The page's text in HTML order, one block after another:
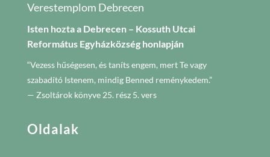
Verestemplom Debrecen
Isten hozta a Debrecen – Kossuth Utcai
Református Egyházközség honlapján
“Vezess hűségesen, és taníts engem, mert Te vagy
szabadító Istenem, mindig Benned reménykedem.”
— Zsoltárok könyve 25. rész 5. vers
Oldalak